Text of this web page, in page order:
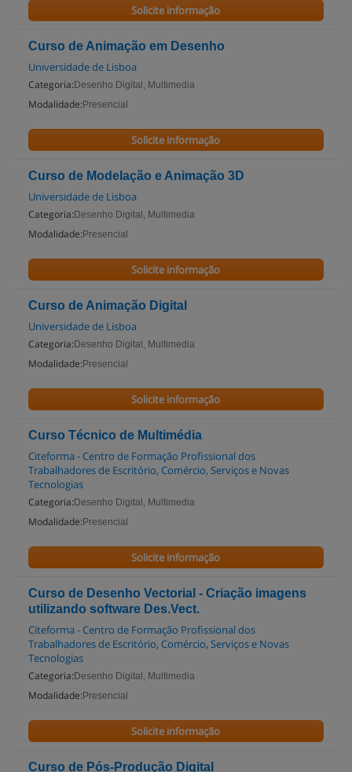
Solicite informação
Curso de Animação em Desenho
Universidade de Lisboa
Categoria: Desenho Digital, Multimedia
Modalidade: Presencial
Solicite informação
Curso de Modelação e Animação 3D
Universidade de Lisboa
Categoria: Desenho Digital, Multimedia
Modalidade: Presencial
Solicite informação
Curso de Animação Digital
Universidade de Lisboa
Categoria: Desenho Digital, Multimedia
Modalidade: Presencial
Solicite informação
Curso Técnico de Multimédia
Citeforma - Centro de Formação Profissional dos
Trabalhadores de Escritório, Comércio, Serviços e Novas
Tecnologias
Categoria: Desenho Digital, Multimedia
Modalidade: Presencial
Solicite informação
Curso de Desenho Vectorial - Criação imagens
utilizando software Des.Vect.
Citeforma - Centro de Formação Profissional dos
Trabalhadores de Escritório, Comércio, Serviços e Novas
Tecnologias
Categoria: Desenho Digital, Multimedia
Modalidade: Presencial
Solicite informação
Curso de Pós-Produção Digital